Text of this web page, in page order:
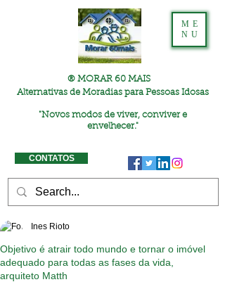
® MORAR 60 MAIS
Alternativas de Moradias para Pessoas Idosas
"Novos modos de viver, conviver e
envelhecer."
ME
NU
CONTATOS
Objetivo é atrair todo mundo e tornar o imóvel
adequado para todas as fases da vida,
arquiteto Matth
Ines Rioto